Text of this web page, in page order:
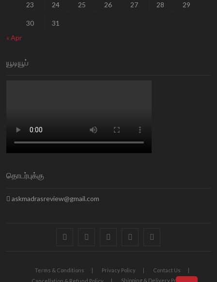
23 24 25 26 27 28 29
30
31
« Apr
யூடியூப்
தொடர்புக்கு
askmadrasreview@gmail.com
facebook twitter instagrampinterest
Terms & Conditions Privacy Policy
Contact Us
Shipping & Delivery Policy